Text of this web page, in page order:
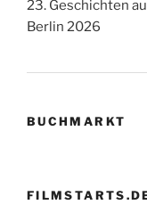
23. Geschichten
Berlin 2026
BUCHMARKT